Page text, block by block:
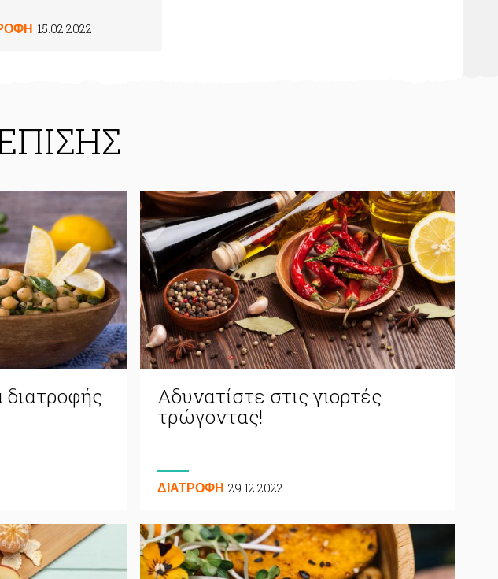
15.02.2022
διατροφής
Αδυνατίστε στις γιορτές
τρώγοντας!
ΔΙΑΤΡΟΦΗ 29.12.2022